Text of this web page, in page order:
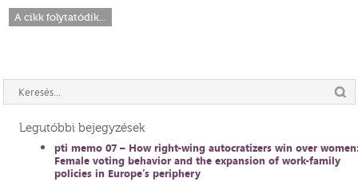
A cikk folytatódik...
Legutóbbi bejegyzések
pti memo 07 – How right-wing autocratizers win over
Female voting behavior and the expansion of work-family
policies in Europe’s periphery